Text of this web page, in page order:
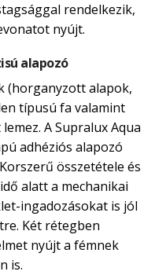
rendelkezik,
nyújt.
alapozó
(horganyzott alapok,
típusú fa valamint
A Supralux Aqua
adhéziós alapozó
összetétele és
alatt a mechanikai
ingadozásokat is jól
Két rétegben
nyújt a fémnek
is.